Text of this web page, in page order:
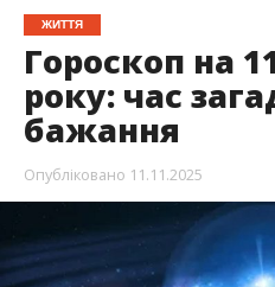
ЖИТТЯ
Гороскоп на
року: час
бажання
Опубліковано 11.11.2025